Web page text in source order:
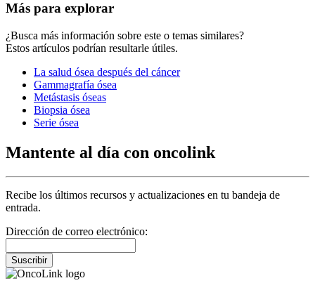
Más para explorar
¿Busca más información sobre este o temas similares?
Estos artículos podrían resultarle útiles.
La salud ósea después del cáncer
Gammagrafía ósea
Metástasis óseas
Biopsia ósea
Serie ósea
Mantente al día con oncolink
Recibe los últimos recursos y actualizaciones en tu bandeja de
entrada.
Dirección de correo electrónico:
Suscribir